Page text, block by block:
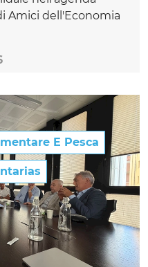
Amici dell'Economia
E Pesca